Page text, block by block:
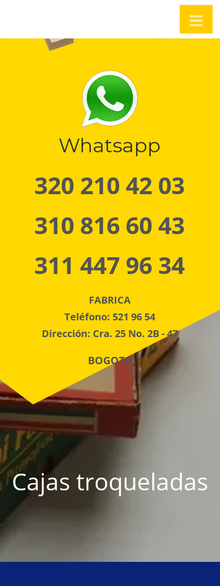
Whatsapp
320 210 42 03
310 816 60 43
311 447 96 34
FABRICA
Teléfono: 521 96 54
Dirección: Cra. 25 No. 2B - 47
BOGOTA
Cajas troqueladas